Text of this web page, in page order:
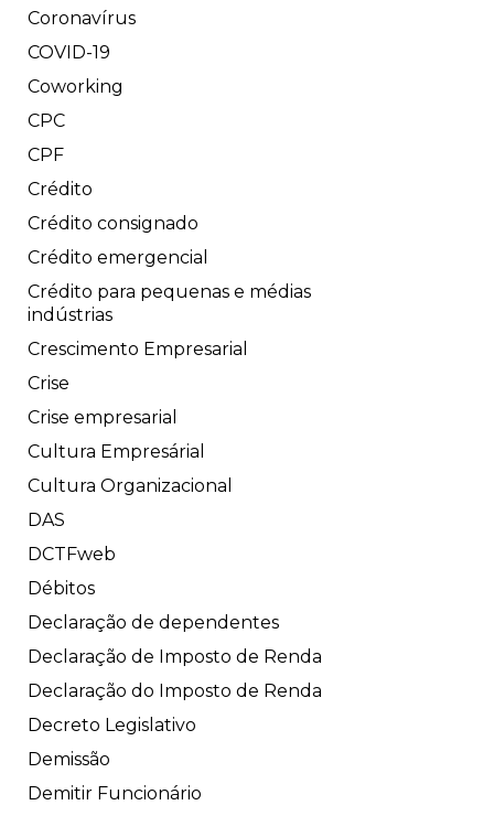
Coronavírus
COVID-19
Coworking
CPC
CPF
Crédito
Crédito consignado
Crédito emergencial
Crédito para pequenas e médias
indústrias
Crescimento Empresarial
Crise
Crise empresarial
Cultura Empresárial
Cultura Organizacional
DAS
DCTFweb
Débitos
Declaração de dependentes
Declaração de Imposto de Renda
Declaração do Imposto de Renda
Decreto Legislativo
Demissão
Demitir Funcionário